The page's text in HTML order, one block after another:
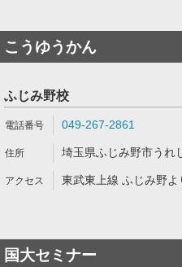
こうゆうかん
ふじみ野校
049-267-2861
埼玉県ふじみ野市うれ
東武東上線 ふじみ野
国大セミナー